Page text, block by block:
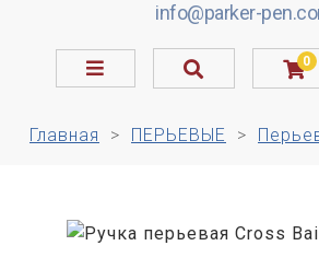
info@parker-
0
Главная ПЕРЬЕВЫЕ